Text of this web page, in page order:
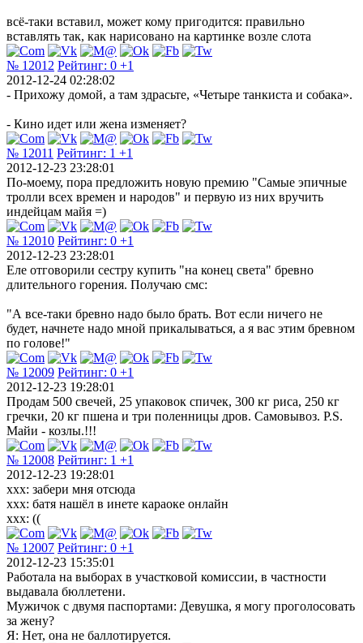
всё-таки вставил, может кому пригодится: правильно
вставлять так, как нарисовано на картинке возле слота
№ 12012 Рейтинг: 0 +1
2012-12-24 02:28:02
- Прихожу домой, а там здрасьте, «Четыре танкиста и собака».
- Кино идет или жена изменяет?
№ 12011 Рейтинг: 1 +1
2012-12-23 23:28:01
По-моему, пора предложить новую премию "Самые эпичные
тролли всех времен и народов" и первую из них вручить
индейцам майя =)
№ 12010 Рейтинг: 0 +1
2012-12-23 23:28:01
Еле отговорили сестру купить "на конец света" бревно
длительного горения. Получаю смс:
"А все-таки бревно надо было брать. Вот если ничего не
будет, начнете надо мной прикалываться, а я вас этим бревном
по голове!"
№ 12009 Рейтинг: 0 +1
2012-12-23 19:28:01
Продам 500 свечей, 25 упаковок спичек, 300 кг риса, 250 кг
гречки, 20 кг пшена и три поленницы дров. Самовывоз. P.S.
Майи - козлы.!!!
№ 12008 Рейтинг: 1 +1
2012-12-23 19:28:01
ххх: забери мня отсюда
ххх: батя нашёл в инете караоке онлайн
ххх: ((
№ 12007 Рейтинг: 0 +1
2012-12-23 15:35:01
Работала на выборах в участковой комиссии, в частности
выдавала бюллетени.
Мужичок с двумя паспортами: Девушка, я могу проголосовать
за жену?
Я: Нет, она не баллотируется.